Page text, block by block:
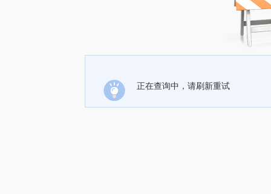
正在查询中，请刷新重试